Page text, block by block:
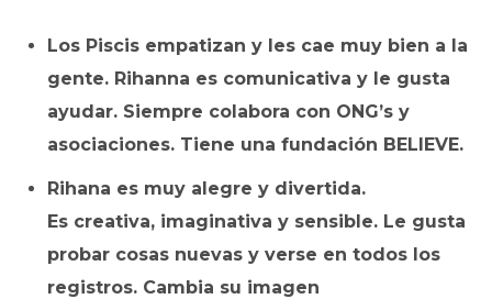
Los Piscis empatizan y les cae muy bien a la
gente. Rihanna es comunicativa y le gusta
ayudar. Siempre colabora con ONG’s y
asociaciones. Tiene una fundación BELIEVE.
Rihana es muy alegre y divertida.
Es creativa, imaginativa y sensible. Le gusta
probar cosas nuevas y verse en todos los
registros. Cambia su imagen